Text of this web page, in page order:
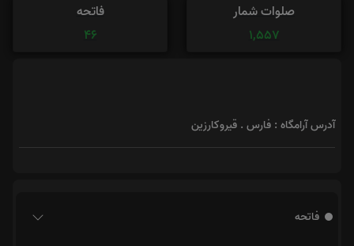
صلوات شمار
1,557
فاتحه
46
آدرس آرامگاه : فارس . قیروکارزین
فاتحه